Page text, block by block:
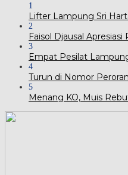
1
Lifter Lampung Sri
2
Faisol Djausal
3
Empat Pesilat
4
Turun di Nomor
5
Menang KO, Muis